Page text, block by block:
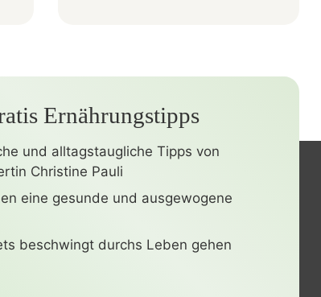
Ernährungstipps
und alltagstaugliche Tipps von
Christine Pauli
eine gesunde und ausgewogene
beschwingt durchs Leben gehen